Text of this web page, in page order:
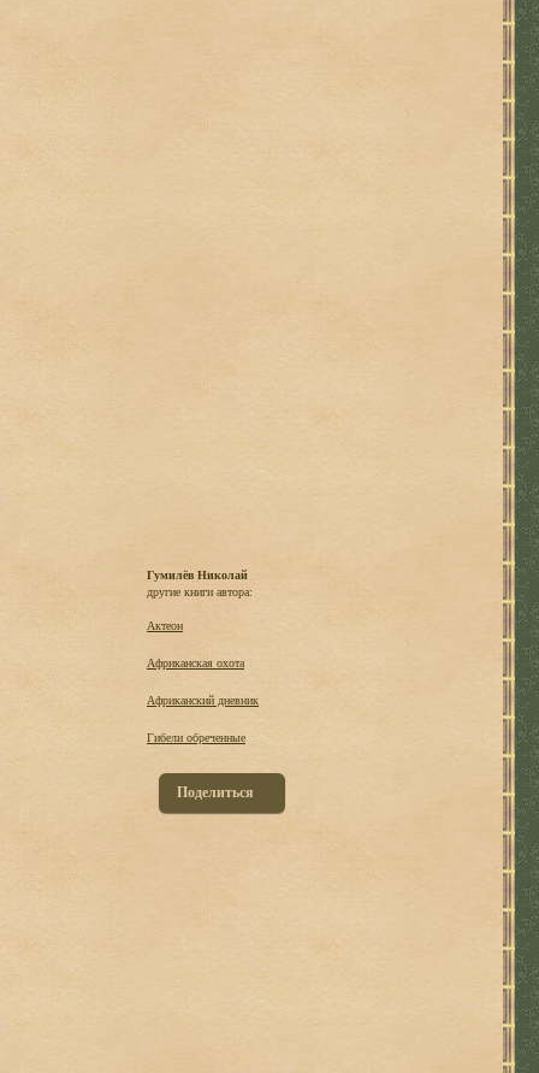
Гумилёв Николай
другие книги автора:
Актеон
Африканская охота
Африканский дневник
Гибели обреченные
Поделиться